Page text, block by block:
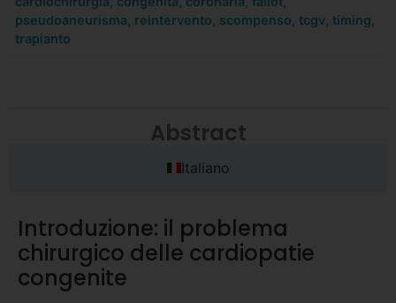
pseudoaneurisma reintervento scompenso ,tcgv ,timing
trapianto
Abstract
Italiano
Introduzione: il problema
chirurgico delle cardiopatie
congenite